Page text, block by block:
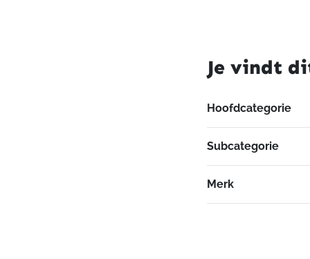
Je vindt
Hoofdcategorie
Subcategorie
Merk